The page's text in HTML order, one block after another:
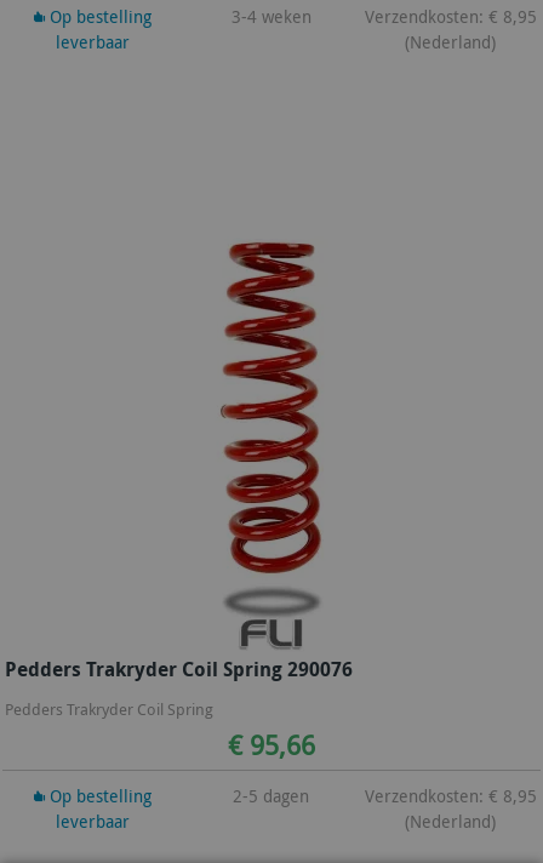
Op bestelling
leverbaar
3-4 weken
Verzendkosten: € 8,95
(Nederland)
Pedders Trakryder Coil Spring 290076
Pedders Trakryder Coil Spring
€ 95,66
Op bestelling
leverbaar
2-5 dagen
Verzendkosten: € 8,95
(Nederland)